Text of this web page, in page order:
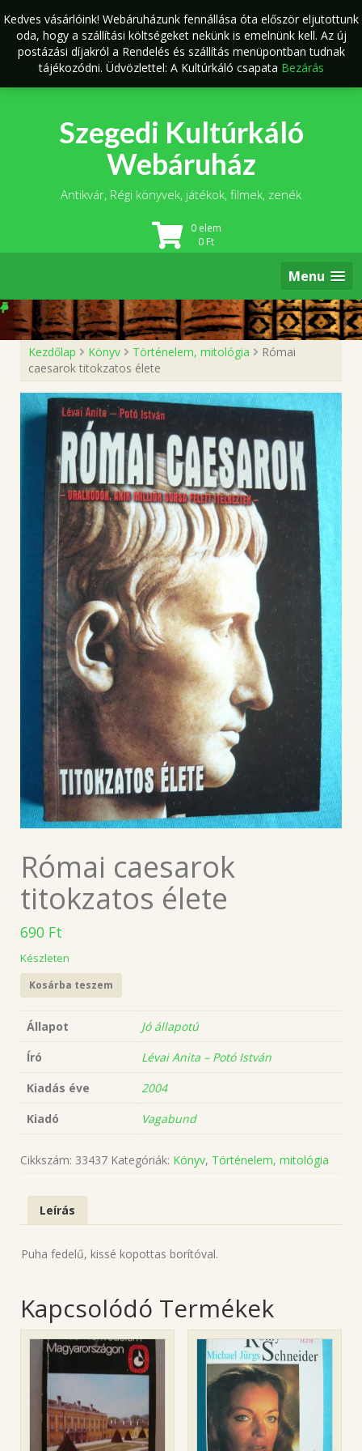
to
content
Szegedi Kultúrkáló
Webáruház
Antikvár, Régi könyvek, játékok, filmek, zenék
0 elem
0 Ft
Menu
Kezdőlap Könyv Történelem, mitológia
Római
caesarok titokzatos élete
Római caesarok
titokzatos élete
690 Ft
Készleten
Kosárba teszem
Állapot
Jó állapotú
Író
Lévai Anita – Potó István
Kiadás éve
2004
Kiadó
Vagabund
Cikkszám: 33437 Kategóriák: Könyv, Történelem, mitológia
Leírás
Puha fedelű, kissé kopottas borítóval.
Kapcsolódó Termékek
Kedves vásárlóink! Webáruházunk fennállása óta először eljutottunk
oda, hogy a szállítási költségeket nekünk is emelnünk kell. Az új
postázási díjakról a Rendelés és szállítás menüpontban tudnak
tájékozódni. Üdvözlettel: A Kultúrkáló csapata Bezárás